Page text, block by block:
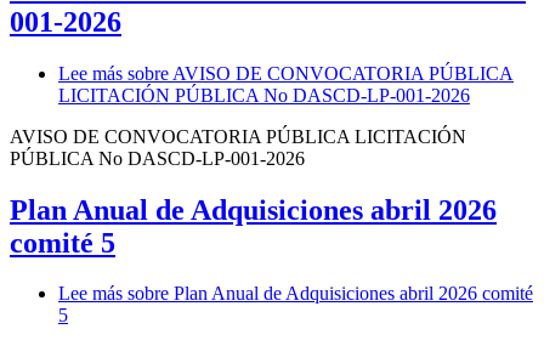
001-2026
Lee más sobre AVISO DE CONVOCATORIA PÚBLICA
LICITACIÓN PÚBLICA No DASCD-LP-001-2026
AVISO DE CONVOCATORIA PÚBLICA LICITACIÓN
PÚBLICA No DASCD-LP-001-2026
Plan Anual de Adquisiciones abril 2026
comité 5
Lee más sobre Plan Anual de Adquisiciones abril 2026 comité
5